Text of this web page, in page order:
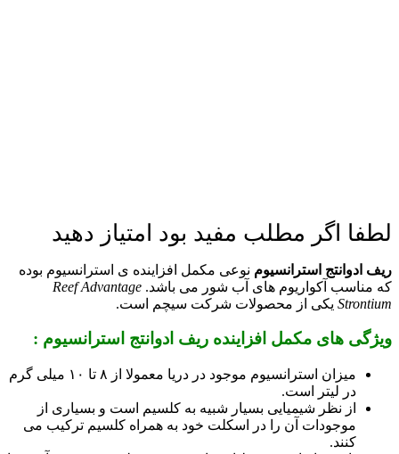
لطفا اگر مطلب مفید بود امتیاز دهید
ریف ادوانتج استرانسیوم نوعی مکمل افزاینده ی استرانسیوم بوده
که مناسب آکواریوم های آب شور می باشد. Reef Advantage
Strontium یکی از محصولات شرکت سیچم است.
ویژگی های مکمل افزاینده ریف ادوانتج استرانسیوم :
میزان استرانسیوم موجود در دریا معمولا از ۸ تا ۱۰ میلی گرم
در لیتر است.
از نظر شیمیایی بسیار شبیه به کلسیم است و بسیاری از
موجودات آن را در اسکلت خود به همراه کلسیم ترکیب می
کنند.